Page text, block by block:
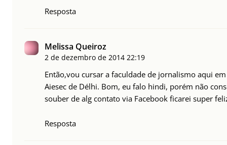
Resposta
Melissa Queiroz
2 de dezembro de 2014 22:19
Então,vou cursar a faculdade de jornalismo aqui
Aiesec de Délhi. Bom, eu falo hindi, porém não
souber de alg contato via Facebook ficarei super
Resposta